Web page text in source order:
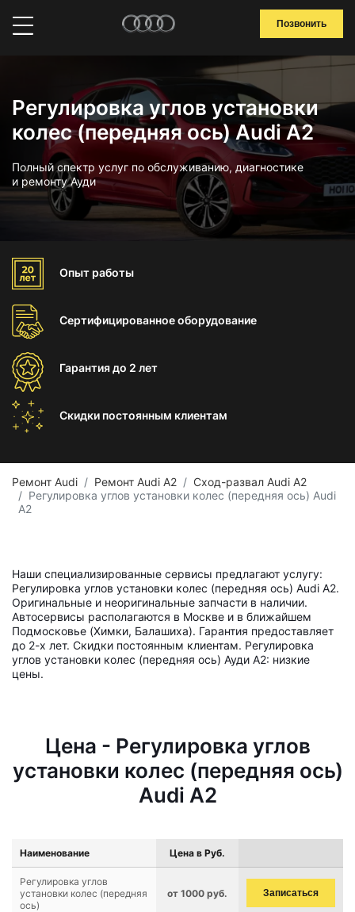
Позвонить
Регулировка углов установки
колес (передняя ось) Audi A2
Полный спектр услуг по обслуживанию, диагностике
и ремонту Ауди
Опыт работы
Сертифицированноеоборудование
Гарантиядо 2 лет
Скидки постоянным клиентам
Ремонт Audi Ремонт Audi A2
Сход-развал Audi A2
Регулировка углов установки колес (передняя ось) Audi
A2
Наши специализированные сервисы предлагают услугу:
Регулировка углов установки колес (передняя ось) Audi A2.
Оригинальные и неоригинальные запчасти в наличии.
Автосервисы располагаются в Москве и в ближайшем
Подмосковье (Химки, Балашиха). Гарантия предоставляет
до 2-х лет. Скидки постоянным клиентам. Регулировка
углов установки колес (передняя ось) Ауди А2: низкие
цены.
Цена - Регулировка углов
установки колес (передняя ось)
Audi A2
Наименование Цена в Руб.
Регулировка углов
установки колес (передняя
ось)
от 1000 руб. Записаться